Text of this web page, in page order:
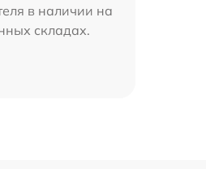
в наличии на
складах.